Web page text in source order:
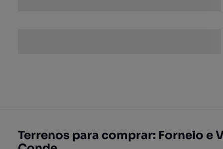
Terrenos para comprar: Fornelo e